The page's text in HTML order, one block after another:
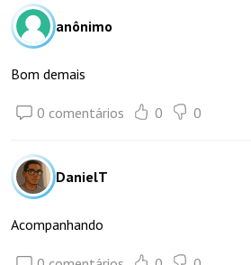
anônimo
Bom demais
0 comentários 0 0
DanielT
Acompanhando